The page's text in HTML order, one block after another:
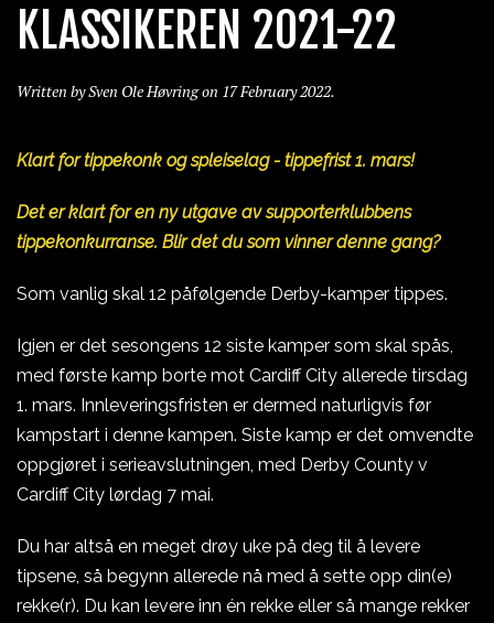
KLASSIKEREN 2021-22
Written by Sven Ole Høvring on 17 February 2022.
Klart for tippekonk og spleiselag - tippefrist 1. mars!
Det er klart for en ny utgave av supporterklubbens
tippekonkurranse. Blir det du som vinner denne gang?
Som vanlig skal 12 påfølgende Derby-kamper tippes.
Igjen er det sesongens 12 siste kamper som skal spås,
med første kamp borte mot Cardiff City allerede tirsdag
1. mars. Innleveringsfristen er dermed naturligvis før
kampstart i denne kampen. Siste kamp er det omvendte
oppgjøret i serieavslutningen, med Derby County v
Cardiff City lørdag 7 mai.
Du har altså en meget drøy uke på deg til å levere
tipsene, så begynn allerede nå med å sette opp din(e)
rekke(r). Du kan levere inn én rekke eller så mange rekker